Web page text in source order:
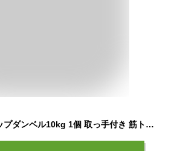
La-VIE(ラヴィ) グリップダンベル10kg 1個 取っ手付き 筋トレ 3B-3461 【メーカー純正品】